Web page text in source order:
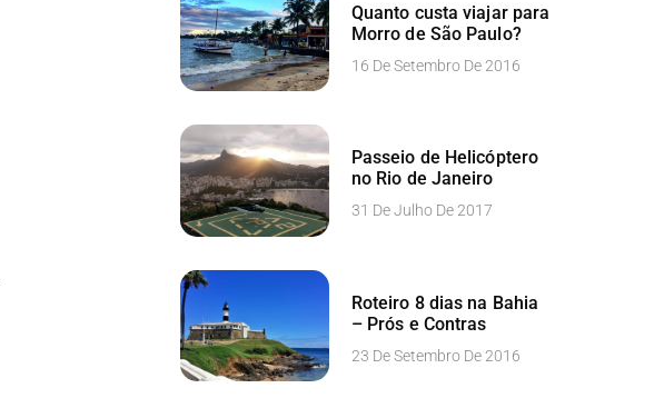
Quanto custa viajar para
Morro de São Paulo?
16 De Setembro De 2016
Passeio de Helicóptero
no Rio de Janeiro
31 De Julho De 2017
Roteiro 8 dias na Bahia
– Prós e Contras
23 De Setembro De 2016